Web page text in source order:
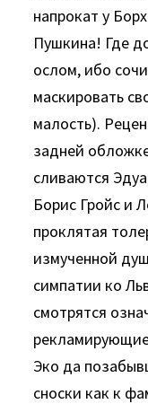
напрокат у
Пушкина! Где
ослом, ибо
маскировать
малость).
задней
сливаются
Борис Гройс и
проклятая
измученной
симпатии ко
смотрятся
Эко да
сноски как к